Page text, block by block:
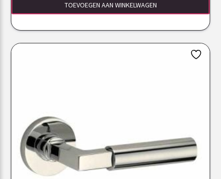
TOEVOEGEN AAN WINKELWAGEN